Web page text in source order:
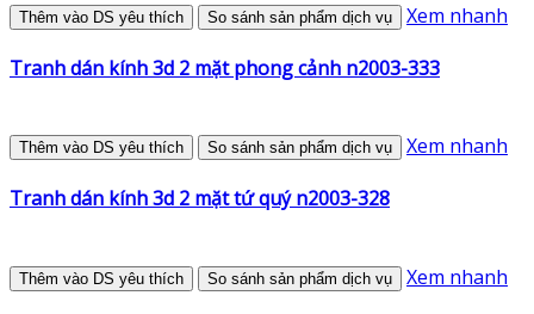
Thêm vào DS yêu thích So sánh sản phẩm dịch vụ Xem nhanh
Tranh dán kính 3d 2 mặt phong cảnh n2003-333
Thêm vào DS yêu thích So sánh sản phẩm dịch vụ Xem nhanh
Tranh dán kính 3d 2 mặt tứ quý n2003-328
Thêm vào DS yêu thích So sánh sản phẩm dịch vụ Xem nhanh